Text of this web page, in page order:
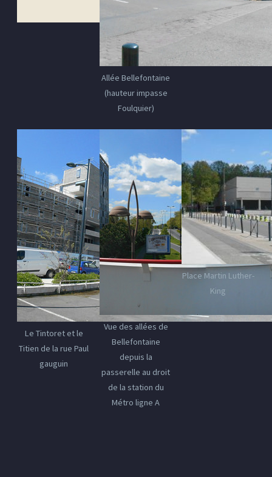
Allée Bellefontaine
(hauteur impasse
Foulquier)
Le Tintoret et le
Titien de la rue Paul
gauguin
Vue des allées de
Bellefontaine
depuis la
passerelle au droit
de la station du
Métro ligne A
Place Martin Luther-
King